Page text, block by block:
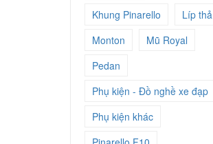
Khung Pinarello
Líp thả
Monton
Mũ Royal
Pedan
Phụ kiện - Đồ nghề xe đạp
Phụ kiện khác